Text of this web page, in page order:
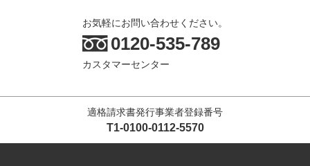
お気軽にお問い合わせください。
0120-535-789
カスタマーセンター
適格請求書発行事業者登録番号
T1-0100-0112-5570